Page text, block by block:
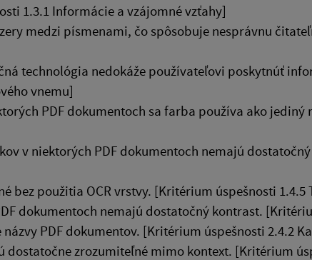
1.3.1 Informácie a vzájomné vzťahy]
medzi písmenami, čo spôsobuje nesprávnu
technológia nedokáže používateľovi poskytnúť
vnemu]
PDF dokumentoch sa farba používa ako
v niektorých PDF dokumentoch nemajú
bez použitia OCR vrstvy. [Kritérium úspešnosti 1.4.5
dokumentoch nemajú dostatočný kontrast.
PDF dokumentov. [Kritérium úspešnosti 2.4.2
dostatočne zrozumiteľné mimo kontext. [Kritérium